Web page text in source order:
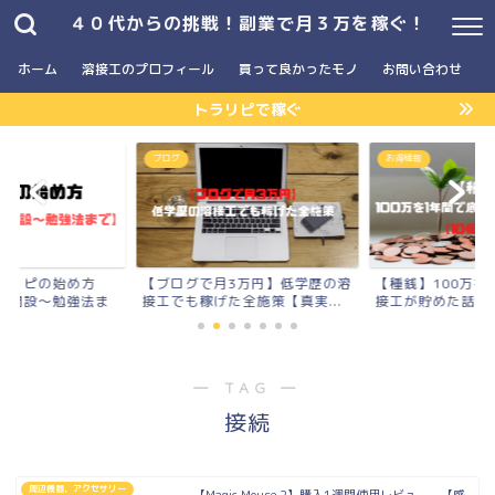
４０代からの挑戦！副業で月３万を稼ぐ！
ホーム 溶接工のプロフィール 買って良かったモノ お問い合わせ
トラリピで稼ぐ
月3万円】低学歴の溶
げた全施策【真実...
お得情報
【種銭】100万を1年間で底辺溶
接工が貯めた話【10個の...
2023年版
【2023年版
ったモノま
― TAG ―
接続
周辺機器，アクセサリー